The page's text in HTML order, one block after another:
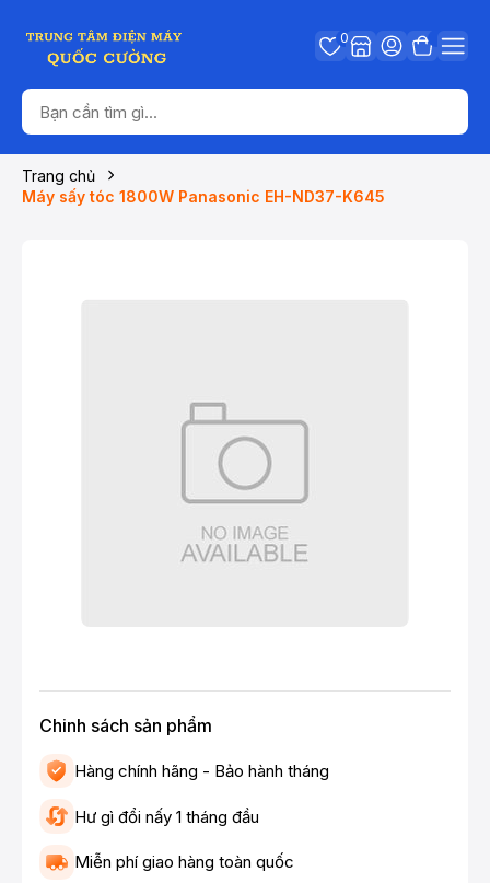
0
Trang chủ
Máy sấy tóc 1800W Panasonic EH-ND37-K645
Chinh sách sản phẩm
Hàng chính hãng - Bảo hành tháng
Hư gì đổi nấy 1 tháng đầu
Miễn phí giao hàng toàn quốc